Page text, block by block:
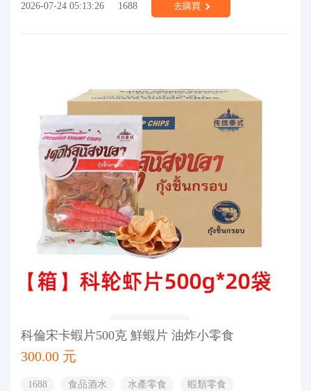
2026-07-24 05:13:26 1688 去購買
科倫宋卡蝦片500克 鮮蝦片 油炸小零食
300.00 元
1688 食品酒水 水產零食
蝦類零食